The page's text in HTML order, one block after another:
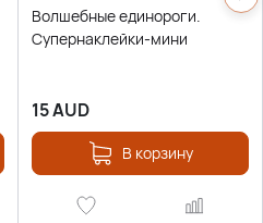
Волшебные единороги.
Супернаклейки-мини
15AUD
В корзину